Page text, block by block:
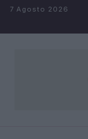
Salta al contenuto
7 Agosto 2026